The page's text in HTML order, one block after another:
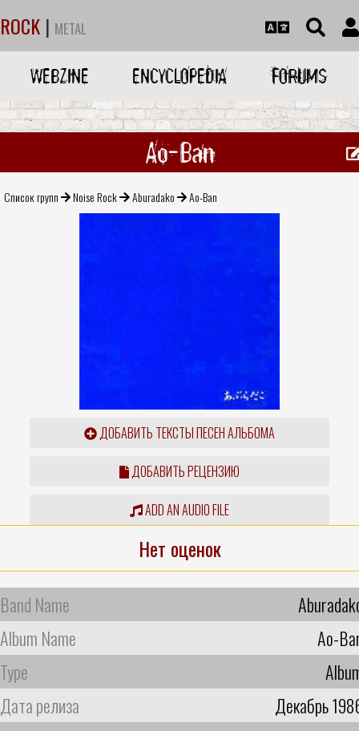
ROCK | METAL
WEBZINE ENCYCLOPEDIA FORUMS
Ao-Ban
Список групп Noise Rock Aburadako Ao-Ban
ДОБАВИТЬ ТЕКСТЫ ПЕСЕН АЛЬБОМА
ДОБАВИТЬ РЕЦЕНЗИЮ
ADD AN AUDIO FILE
Нет оценок
Band Name
Album Name
Ao-
Type
Дата релиза
Декабрь